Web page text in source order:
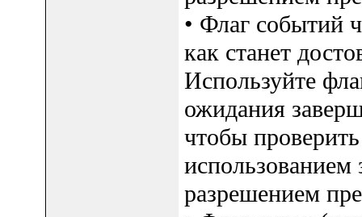
• Флаг событий
как станет
Используйте
ожидания
чтобы
использованием
разрешением